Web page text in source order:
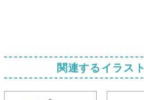
関連するイラスト